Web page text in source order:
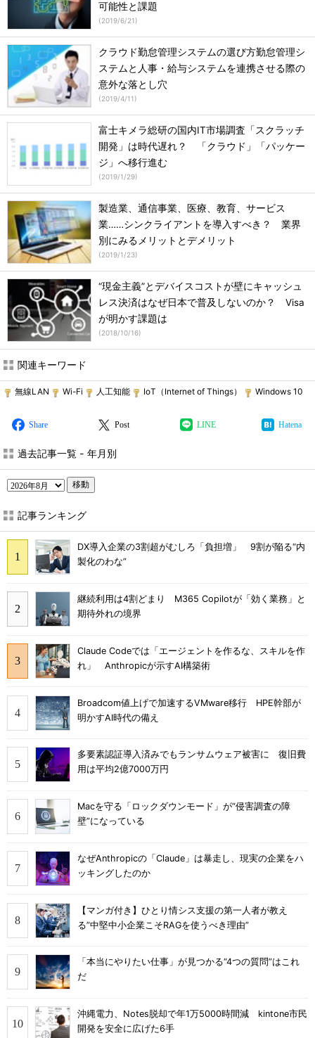
可能性と課題
(2019/6/21)
クラウド勤怠管理システムの選び方勤怠管理シ
ステムと人事・給与システムを連携させる際の
意外な落とし穴
(2019/4/11)
富士キメラ総研の国内IT市場調査「スクラッチ
開発」は時代遅れ？ 「クラウド」「パッケー
ジ」へ移行進む
(2019/1/29)
製造業、通信事業、医療、教育、サービス
業……シンクライアントを導入すべき？ 業界
別にみるメリットとデメリット
(2019/1/23)
“現金主義”とデバイスコストが壁にキャッシュ
レス決済はなぜ日本で普及しないのか？ Visa
が明かす課題は
(2018/10/16)
関連キーワード
無線LAN Wi-Fi 人工知能 IoT（Internet of Things） Windows 10
Share Post LINE Hatena
過去記事一覧 - 年月別
移動
記事ランキング
DX導入企業の3割超がむしろ「負担増」 9割が陥る“内
製化のわな”
継続利用は4割どまり M365 Copilotが「効く業務」と
期待外れの境界
Claude Codeでは「エージェントを作るな、スキルを作
れ」 Anthropicが示すAI構築術
Broadcom値上げで加速するVMware移行 HPE幹部が
明かすAI時代の備え
多要素認証導入済みでもランサムウェア被害に 復旧費
用は平均2億7000万円
Macを守る「ロックダウンモード」が“侵害調査の障
壁”になっている
なぜAnthropicの「Claude」は暴走し、現実の企業をハ
ッキングしたのか
【マンガ付き】ひとり情シス支援の第一人者が教え
る”中堅中小企業こそRAGを使うべき理由”
「本当にやりたい仕事」が見つかる“4つの質問”はこれ
だ
沖縄電力、Notes脱却で年1万5000時間減 kintone市民
開発を安全に広げた6手